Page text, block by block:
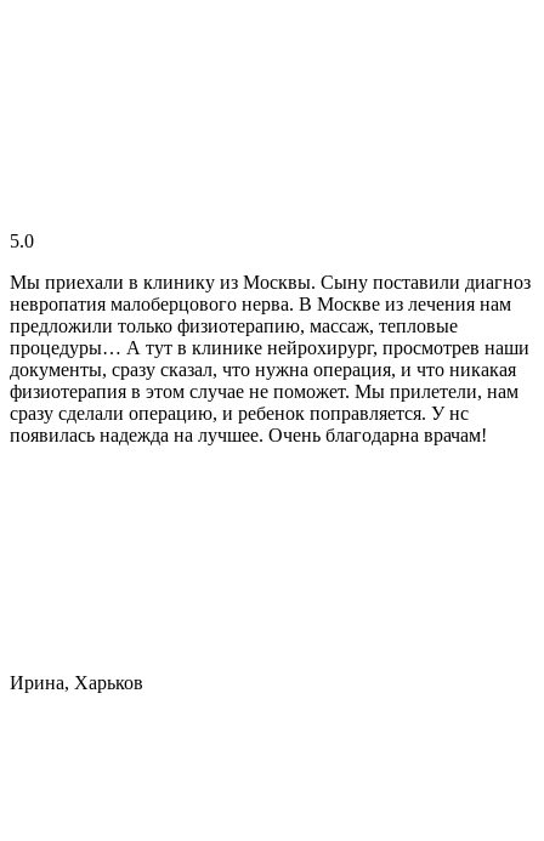
5.0
Мы приехали в клинику из Москвы. Сыну поставили диагноз
невропатия малоберцового нерва. В Москве из лечения нам
предложили только физиотерапию, массаж, тепловые
процедуры… А тут в клинике нейрохирург, просмотрев наши
документы, сразу сказал, что нужна операция, и что никакая
физиотерапия в этом случае не поможет. Мы прилетели, нам
сразу сделали операцию, и ребенок поправляется. У нс
появилась надежда на лучшее. Очень благодарна врачам!
Ирина, Харьков